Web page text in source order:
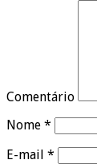
Comentário
Nome *
E-mail *